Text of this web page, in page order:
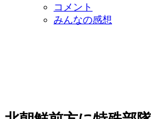
コメント
みんなの感想